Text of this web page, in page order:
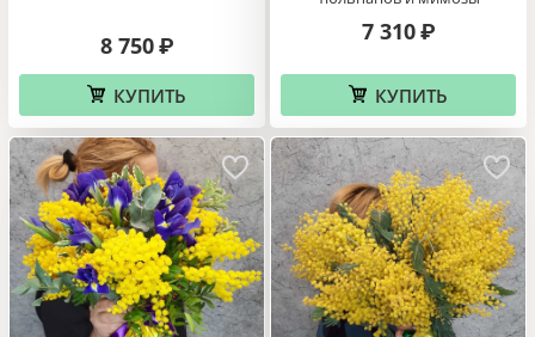
8 750 ₽
КУПИТЬ
7 310 ₽
КУПИТЬ